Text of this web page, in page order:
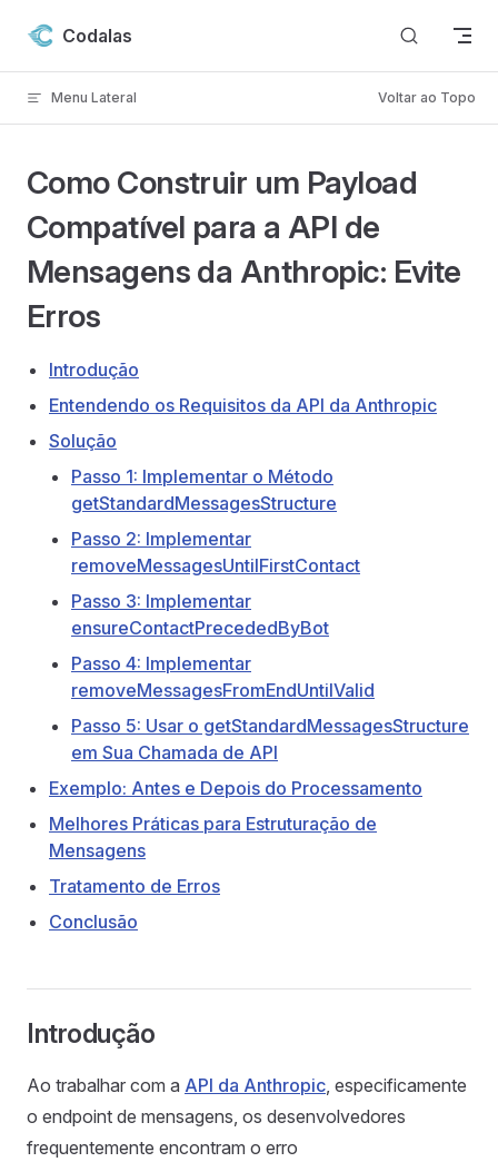
Skip to content
Codalas
Menu Lateral Voltar ao Topo
Como Construir um Payload
Compatível para a API de
Mensagens da Anthropic: Evite
Erros
Introdução
Entendendo os Requisitos da API da Anthropic
Solução
Passo 1: Implementar o Método
getStandardMessagesStructure
Passo 2: Implementar
removeMessagesUntilFirstContact
Passo 3: Implementar
ensureContactPrecededByBot
Passo 4: Implementar
removeMessagesFromEndUntilValid
Passo 5: Usar o getStandardMessagesStructure
em Sua Chamada de API
Exemplo: Antes e Depois do Processamento
Melhores Práticas para Estruturação de
Mensagens
Tratamento de Erros
Conclusão
Introdução
Ao trabalhar com a API da Anthropic, especificamente
o endpoint de mensagens, os desenvolvedores
frequentemente encontram o erro